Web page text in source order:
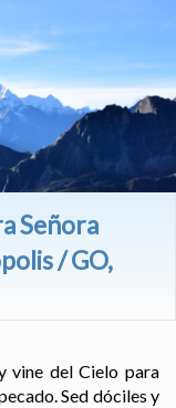
Señora
/ GO,
vine del Cielo para
Sed dóciles y